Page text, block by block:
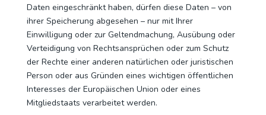
Daten eingeschränkt haben, dürfen diese Daten – von
ihrer Speicherung abgesehen – nur mit Ihrer
Einwilligung oder zur Geltendmachung, Ausübung oder
Verteidigung von Rechtsansprüchen oder zum Schutz
der Rechte einer anderen natürlichen oder juristischen
Person oder aus Gründen eines wichtigen öffentlichen
Interesses der Europäischen Union oder eines
Mitgliedstaats verarbeitet werden.